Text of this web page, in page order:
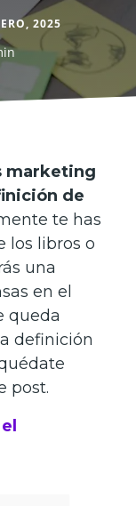
2025
marketing
de
te has
los libros o
una
en el
queda
definición
post.